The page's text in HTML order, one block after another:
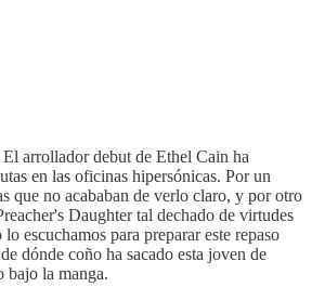
arrollador debut de Ethel Cain ha
en las oficinas hipersónicas. Por un
que no acababan de verlo claro, y por otro
Daughter tal dechado de virtudes
escuchamos para preparar este repaso
dónde coño ha sacado esta joven de
bajo la manga.